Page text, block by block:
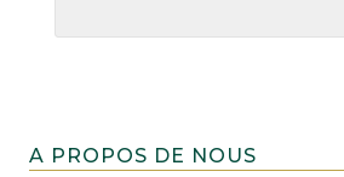
A PROPOS DE NOUS